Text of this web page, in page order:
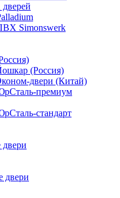
Simonswerk
(Россия)
двери (Китай)
премиум
стандарт
двери